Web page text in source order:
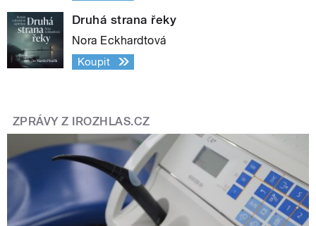
Druhá strana řeky
Nora Eckhardtová
Koupit
ZPRÁVY Z IROZHLAS.CZ